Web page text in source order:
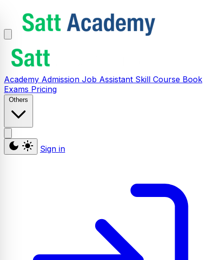
Academy Admission Job Assistant Skill Course Book
Exams Pricing
Others
Sign in